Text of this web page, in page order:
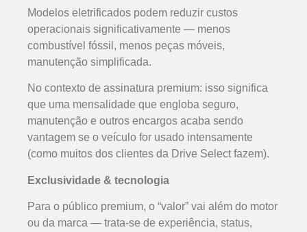
Modelos eletrificados podem reduzir custos
operacionais significativamente — menos
combustível fóssil, menos peças móveis,
manutenção simplificada.
No contexto de assinatura premium: isso significa
que uma mensalidade que engloba seguro,
manutenção e outros encargos acaba sendo
vantagem se o veículo for usado intensamente
(como muitos dos clientes da Drive Select fazem).
Exclusividade & tecnologia
Para o público premium, o “valor” vai além do motor
ou da marca — trata-se de experiência, status,